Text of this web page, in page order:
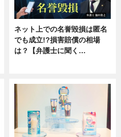
ネット上での名誉毀損は匿名
でも成立!?損害賠償の相場
は？【弁護士に聞く…